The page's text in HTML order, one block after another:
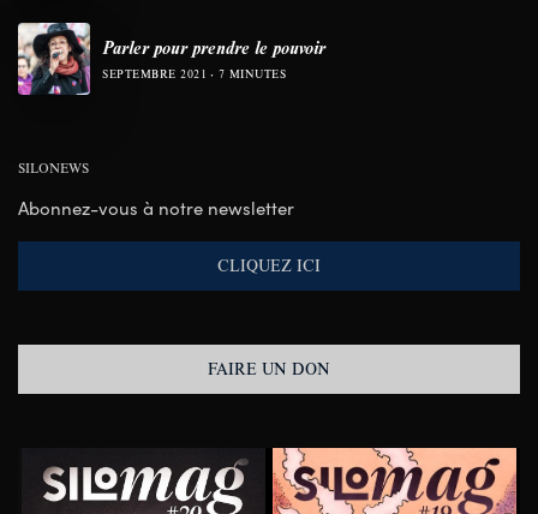
Parler pour prendre le pouvoir
SEPTEMBRE 2021 7 MINUTES
SILONEWS
Abonnez-vous à notre newsletter
CLIQUEZ ICI
FAIRE UN DON